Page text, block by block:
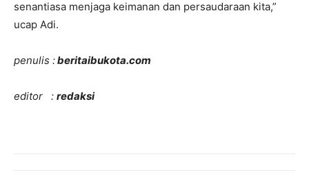
senantiasa menjaga keimanan dan persaudaraan kita,”
ucap Adi.
penulis :beritaibukota.com
editor : redaksi